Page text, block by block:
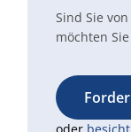
Sind Sie
möchten